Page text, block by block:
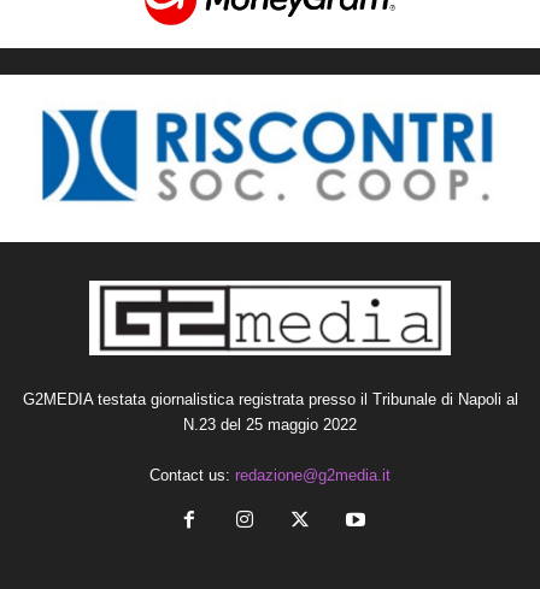
G2MEDIA testata giornalistica registrata presso il Tribunale di Napoli al
N.23 del 25 maggio 2022
Contact us: redazione@g2media.it